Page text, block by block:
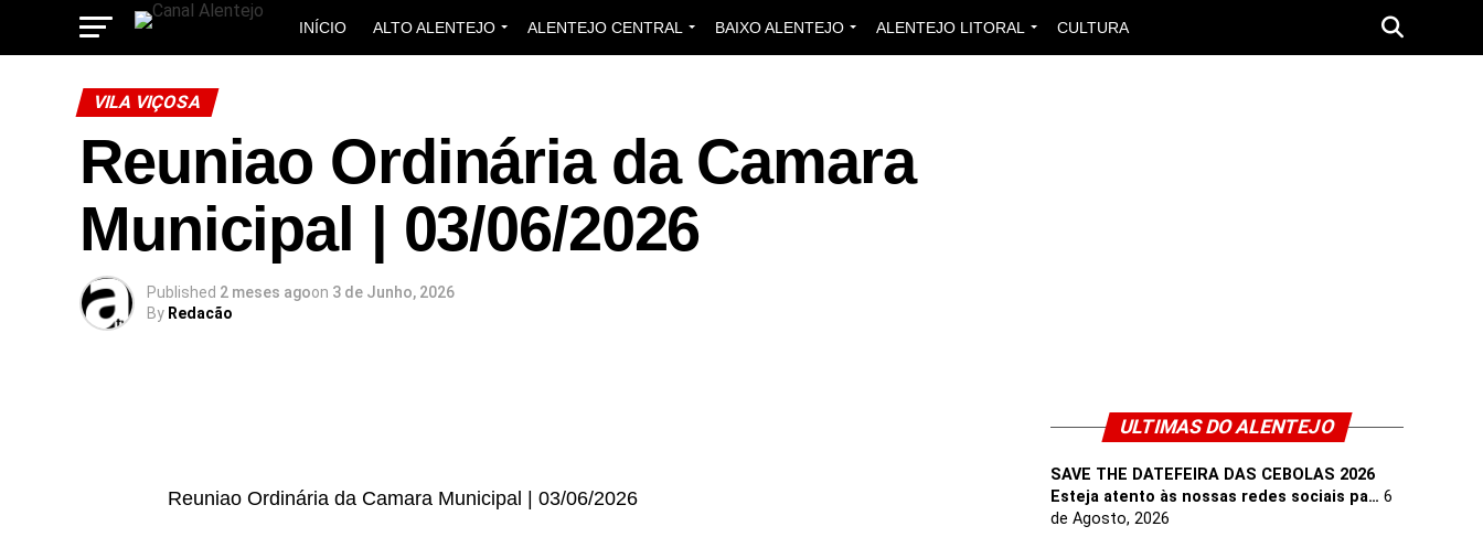
INÍCIO ALTO ALENTEJO ALENTEJO CENTRAL BAIXO ALENTEJO ALENTEJO LITORAL CULTURA
VILA VIÇOSA
Reuniao Ordinária da Camara
Municipal | 03/06/2026
Published 2 meses agoon 3 de Junho, 2026
By Redacão
Reuniao Ordinária da Camara Municipal | 03/06/2026
ULTIMAS DO ALENTEJO
SAVE THE DATEFEIRA DAS CEBOLAS 2026
Esteja atento às nossas redes sociais pa… 6
de Agosto, 2026